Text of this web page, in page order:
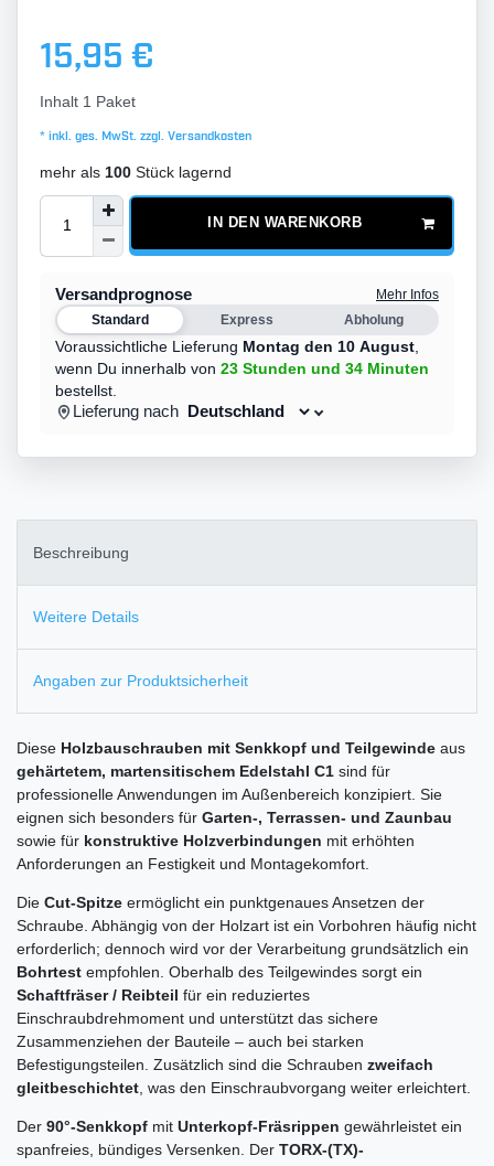
15,95 €
Inhalt 1 Paket
* inkl. ges. MwSt. zzgl. Versandkosten
mehr als 100 Stück lagernd
IN DEN WARENKORB
Versandprognose
Mehr Infos
Standard
Express Abholung
Voraussichtliche Lieferung Montag den 10 August,
wenn Du innerhalb von 23 Stunden und 34 Minuten
bestellst.
Lieferung nach
Beschreibung
Weitere Details
Angaben zur Produktsicherheit
Diese Holzbauschrauben mit Senkkopf und Teilgewinde aus
gehärtetem, martensitischem Edelstahl C1 sind für
professionelle Anwendungen im Außenbereich konzipiert. Sie
eignen sich besonders für Garten-, Terrassen- und Zaunbau
sowie für konstruktive Holzverbindungen mit erhöhten
Anforderungen an Festigkeit und Montagekomfort.
Die Cut-Spitze ermöglicht ein punktgenaues Ansetzen der
Schraube. Abhängig von der Holzart ist ein Vorbohren häufig nicht
erforderlich; dennoch wird vor der Verarbeitung grundsätzlich ein
Bohrtest empfohlen. Oberhalb des Teilgewindes sorgt ein
Schaftfräser / Reibteil für ein reduziertes
Einschraubdrehmoment und unterstützt das sichere
Zusammenziehen der Bauteile – auch bei starken
Befestigungsteilen. Zusätzlich sind die Schrauben zweifach
gleitbeschichtet, was den Einschraubvorgang weiter erleichtert.
Der 90°-Senkkopf mit Unterkopf-Fräsrippen gewährleistet ein
spanfreies, bündiges Versenken. Der TORX-(TX)-